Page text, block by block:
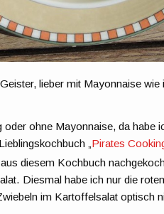
lieber mit Mayonnaise
ohne Mayonnaise, da habe
„ Pirates
aus diesem Kochbuch
Diesmal habe ich nur die
im Kartoffelsalat optisch